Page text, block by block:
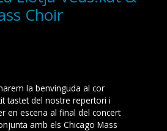
Choir
la benvinguda al cor
tastet del nostre repertori i
en escena al final del concert
amb els Chicago Mass